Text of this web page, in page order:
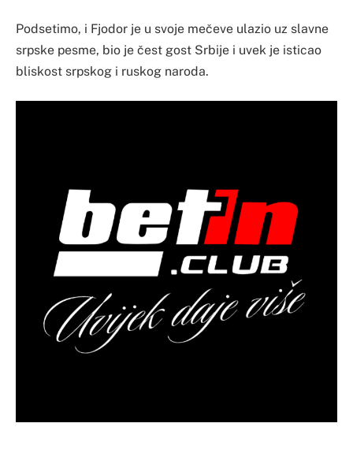
Podsetimo, i Fjodor je u svoje mečeve ulazio uz slavne
srpske pesme, bio je čest gost Srbije i uvek je isticao
bliskost srpskog i ruskog naroda.